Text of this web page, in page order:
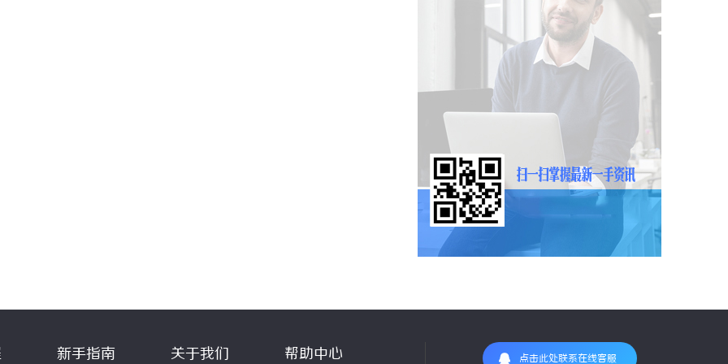
新手指南 关于我们 帮助中心 点击此处联系在线客服